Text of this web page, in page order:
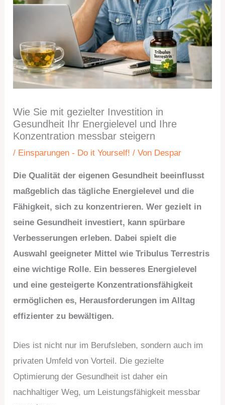
Wie Sie mit gezielter Investition in
Gesundheit Ihr Energielevel und Ihre
Konzentration messbar steigern
/ Einsparungen - Do it Yourself! / Von Despar
Die Qualität der eigenen Gesundheit beeinflusst
maßgeblich das tägliche Energielevel und die
Fähigkeit, sich zu konzentrieren. Wer gezielt in
seine Gesundheit investiert, kann spürbare
Verbesserungen erleben. Dabei spielt die
Auswahl geeigneter Mittel wie Tribulus Terrestris
eine wichtige Rolle. Ein besseres Energielevel
und eine gesteigerte Konzentrationsfähigkeit
ermöglichen es, Herausforderungen im Alltag
effizienter zu bewältigen.
Dies ist nicht nur im Berufsleben, sondern auch im
privaten Umfeld von Vorteil. Die gezielte
Optimierung der Gesundheit ist daher ein
nachhaltiger Weg, um Leistungsfähigkeit messbar